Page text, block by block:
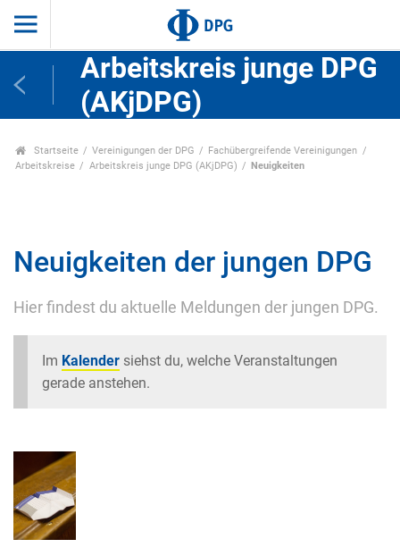
Arbeitskreis junge DPG
(AKjDPG)
Startseite Vereinigungen der DPG
Fachübergreifende Vereinigungen
Arbeitskreise
Arbeitskreis junge DPG (AKjDPG) Neuigkeiten
Neuigkeiten der jungen DPG
Hier findest du aktuelle Meldungen der jungen DPG.
Im Kalender siehst du, welche Veranstaltungen
gerade anstehen.